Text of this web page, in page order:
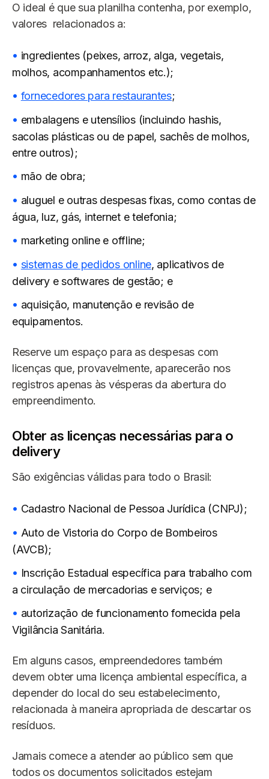
O ideal é que sua planilha contenha, por exemplo,
valores relacionados a:
ingredientes (peixes, arroz, alga, vegetais,
molhos, acompanhamentos etc.);
fornecedores para restaurantes;
embalagens e utensílios (incluindo hashis,
sacolas plásticas ou de papel, sachês de molhos,
entre outros);
mão de obra;
aluguel e outras despesas fixas, como contas de
água, luz, gás, internet e telefonia;
marketing online e offline;
sistemas de pedidos online, aplicativos de
delivery e softwares de gestão; e
aquisição, manutenção e revisão de
equipamentos.
Reserve um espaço para as despesas com
licenças que, provavelmente, aparecerão nos
registros apenas às vésperas da abertura do
empreendimento.
Obter as licenças necessárias para o
delivery
São exigências válidas para todo o Brasil:
Cadastro Nacional de Pessoa Jurídica (CNPJ);
Auto de Vistoria do Corpo de Bombeiros
(AVCB);
Inscrição Estadual específica para trabalho com
a circulação de mercadorias e serviços; e
autorização de funcionamento fornecida pela
Vigilância Sanitária.
Em alguns casos, empreendedores também
devem obter uma licença ambiental específica, a
depender do local do seu estabelecimento,
relacionada à maneira apropriada de descartar os
resíduos.
Jamais comece a atender ao público sem que
todos os documentos solicitados estejam